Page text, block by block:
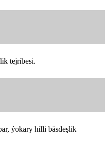
tejribesi.
ýokary hilli bäsdeşlik